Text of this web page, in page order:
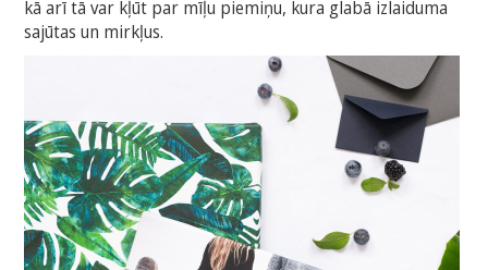
kā arī tā var kļūt par mīļu piemiņu, kura glabā izlaiduma
sajūtas un mirkļus.